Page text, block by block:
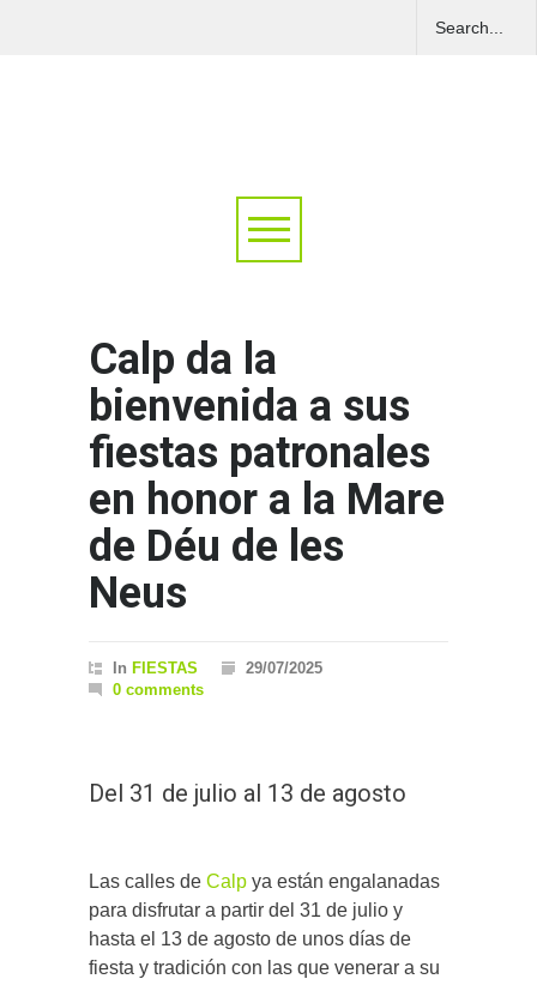
Calp da la
bienvenida a sus
fiestas patronales
en honor a la Mare
de Déu de les
Neus
In FIESTAS
29/07/2025
0 comments
Del 31 de julio al 13 de agosto
Las calles de Calp ya están engalanadas
para disfrutar a partir del 31 de julio y
hasta el 13 de agosto de unos días de
fiesta y tradición con las que venerar a su